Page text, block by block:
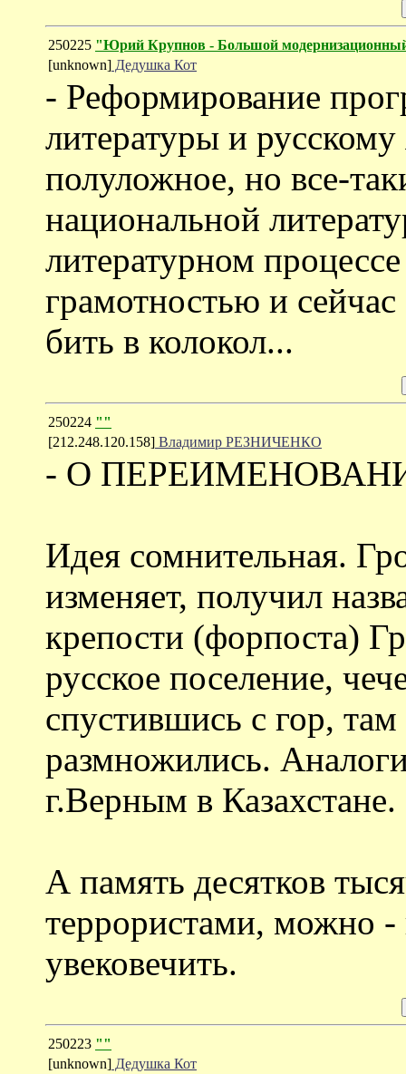
250225 "Юрий Крупнов - Большой
[unknown] Дедушка Кот
- Реформирование
литературы и
полуложное, но все-
национальной
литературном
грамотностью и
бить в колокол...
250224 ""
[212.248.120.158] Владимир РЕЗНИЧЕНКО
- О
Идея сомнительная.
изменяет, получил
крепости (форпоста)
русское поселение,
спустившись с гор,
размножились.
г.Верным в Казахстане.
А память десятков
террористами, можно -
увековечить.
250223 ""
[unknown] Дедушка Кот